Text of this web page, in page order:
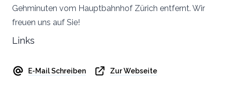
Gehminuten vom Hauptbahnhof Zürich entfernt.​ Wir
freuen uns auf Sie!
Links
E-Mail Schreiben Zur Webseite